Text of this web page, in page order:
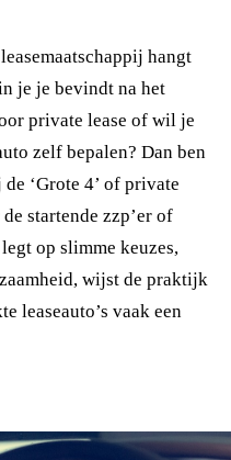
hangt
je je bevindt na het
private lease of wil je
zelf bepalen? Dan ben
‘Grote 4’ of private
startende zzp’er of
op slimme keuzes,
wijst de praktijk
leaseauto’s vaak een